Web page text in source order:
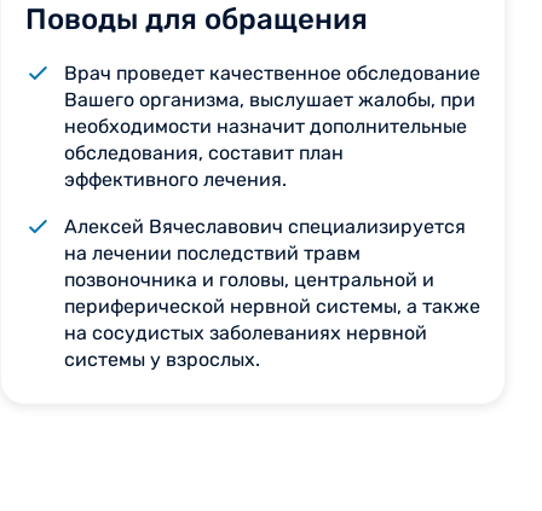
Поводы для обращения
Врач проведет качественное обследование
Вашего организма, выслушает жалобы, при
необходимости назначит дополнительные
обследования, составит план
эффективного лечения.
Алексей Вячеславович специализируется
на лечении последствий травм
позвоночника и головы, центральной и
периферической нервной системы, а также
на сосудистых заболеваниях нервной
системы у взрослых.